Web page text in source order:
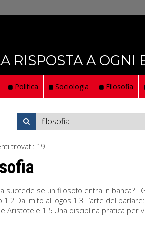
RISPOSTA A OGNI
Politica Sociologia Filosofia
trovati: 19
succede se un filosofo entra in banca?
1.2 Dal mito al logos 1.3 L’arte del
Aristotele 1.5 Una disciplina pratica per